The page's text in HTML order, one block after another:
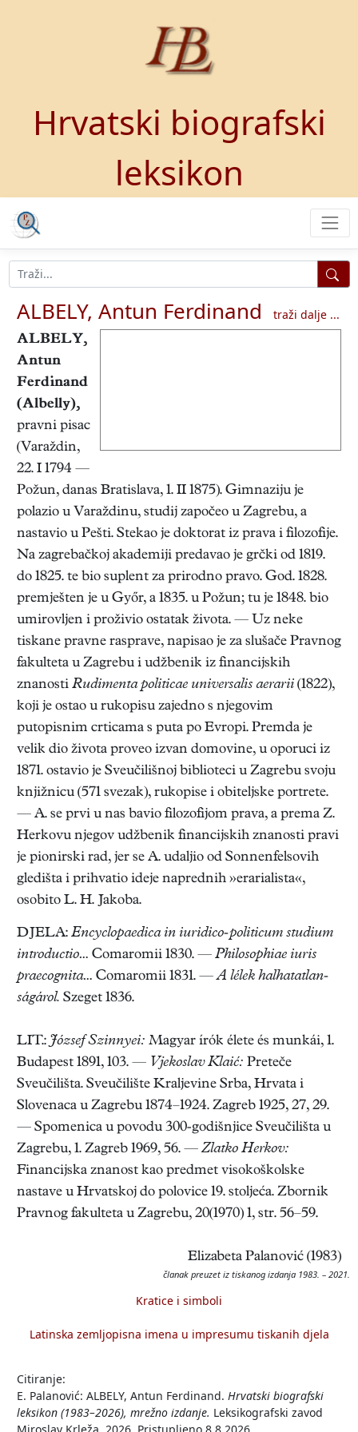
Hrvatski biografski
leksikon
ALBELY, Antun Ferdinand
traži dalje ...
ALBELY,
Antun
Ferdinand
(Albelly),
pravni pisac
(Varaždin,
22. I 1794 —
Požun, danas Bratislava, 1. II 1875). Gimnaziju je
polazio u Varaždinu, studij započeo u Zagrebu, a
nastavio u Pešti. Stekao je doktorat iz prava i filozofije.
Na zagrebačkoj akademiji predavao je grčki od 1819.
do 1825. te bio suplent za prirodno pravo. God. 1828.
premješten je u Győr, a 1835. u Požun; tu je 1848. bio
umirovljen i proživio ostatak života. — Uz neke
tiskane pravne rasprave, napisao je za slušače Pravnog
fakulteta u Zagrebu i udžbenik iz financijskih
znanosti Rudimenta politicae universalis aerarii (1822),
koji je ostao u rukopisu zajedno s njegovim
putopisnim crticama s puta po Evropi. Premda je
velik dio života proveo izvan domovine, u oporuci iz
1871. ostavio je Sveučilišnoj biblioteci u Zagrebu svoju
knjižnicu (571 svezak), rukopise i obiteljske portrete.
— A. se prvi u nas bavio filozofijom prava, a prema Z.
Herkovu njegov udžbenik financijskih znanosti pravi
je pionirski rad, jer se A. udaljio od Sonnenfelsovih
gledišta i prihvatio ideje naprednih »erarialista«,
osobito L. H. Jakoba.
DJELA: Encyclopaedica in iuridico-politicum studium
introductio… Comaromii 1830. — Philosophiae iuris
praecognita… Comaromii 1831. —A lélek halhatatlan-
ságárol. Szeget 1836.
LIT.: József Szinnyei: Magyar írók élete és munkái, 1.
Budapest 1891, 103. — Vjekoslav Klaić: Preteče
Sveučilišta. Sveučilište Kraljevine Srba, Hrvata i
Slovenaca u Zagrebu 1874–1924. Zagreb 1925, 27, 29.
— Spomenica u povodu 300-godišnjice Sveučilišta u
Zagrebu, 1. Zagreb 1969, 56. — Zlatko Herkov:
Financijska znanost kao predmet visokoškolske
nastave u Hrvatskoj do polovice 19. stoljeća. Zbornik
Pravnog fakulteta u Zagrebu, 20(1970) 1, str. 56–59.
Elizabeta Palanović (1983)
članak preuzet iz tiskanog izdanja 1983. – 2021.
Kratice i simboli
Latinska zemljopisna imena u impresumu tiskanih djela
Citiranje:
E. Palanović: ALBELY, Antun Ferdinand. Hrvatski biografski
leksikon (1983–2026), mrežno izdanje. Leksikografski zavod